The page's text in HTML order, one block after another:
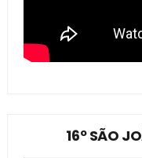
16º SÃO